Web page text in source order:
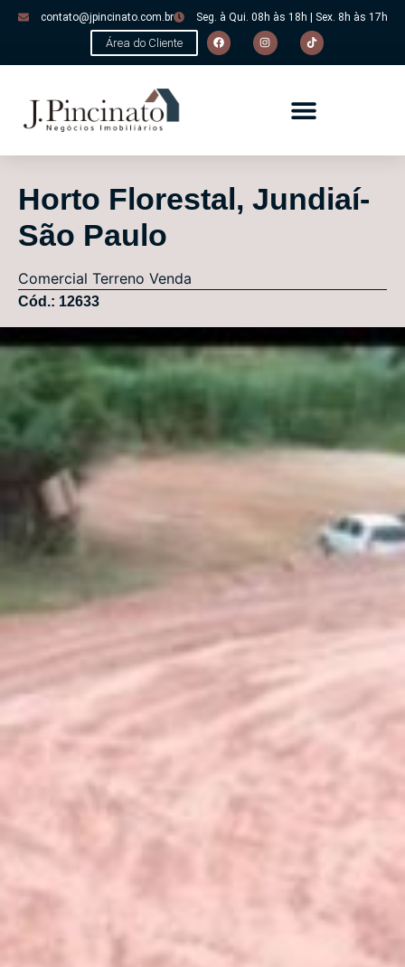
contato@jpincinato.com.br Seg. à Qui. 08h às 18h | Sex. 8h às 17h
Área do Cliente
Horto Florestal, Jundiaí-
São Paulo
Comercial Terreno Venda
Cód.: 12633